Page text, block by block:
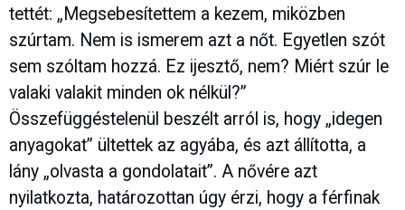
tettét: „Megsebesítettem a kezem, miközben
szúrtam. Nem is ismerem azt a nőt. Egyetlen szót
sem szóltam hozzá. Ez ijesztő, nem? Miért szúr le
valaki valakit minden ok nélkül?”
Összefüggéstelenül beszélt arról is, hogy „idegen
anyagokat” ültettek az agyába, és azt állította, a
lány „olvasta a gondolatait”. A nővére azt
nyilatkozta, határozottan úgy érzi, hogy a férfinak